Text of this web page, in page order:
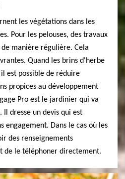
les végétations dans les
Pour les pelouses, des travaux
manière régulière. Cela
Quand les brins d'herbe
est possible de réduire
propices au développement
Pro est le jardinier qui va
Il dresse un devis qui est
engagement. Dans le cas où les
des renseignements
de le téléphoner directement.